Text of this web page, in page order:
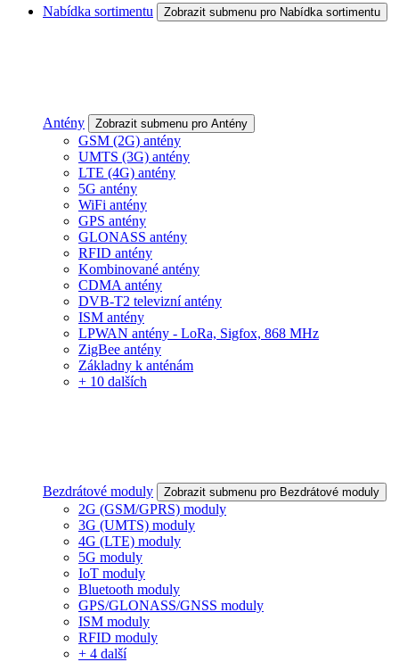
Nabídka sortimentu Zobrazit submenu pro Nabídka sortimentu
Antény Zobrazit submenu pro Antény
GSM (2G) antény
UMTS (3G) antény
LTE (4G) antény
5G antény
WiFi antény
GPS antény
GLONASS antény
RFID antény
Kombinované antény
CDMA antény
DVB-T2 televizní antény
ISM antény
LPWAN antény - LoRa, Sigfox, 868 MHz
ZigBee antény
Základny k anténám
+ 10 dalších
Bezdrátové moduly Zobrazit submenu pro Bezdrátové moduly
2G (GSM/GPRS) moduly
3G (UMTS) moduly
4G (LTE) moduly
5G moduly
IoT moduly
Bluetooth moduly
GPS/GLONASS/GNSS moduly
ISM moduly
RFID moduly
+ 4 další